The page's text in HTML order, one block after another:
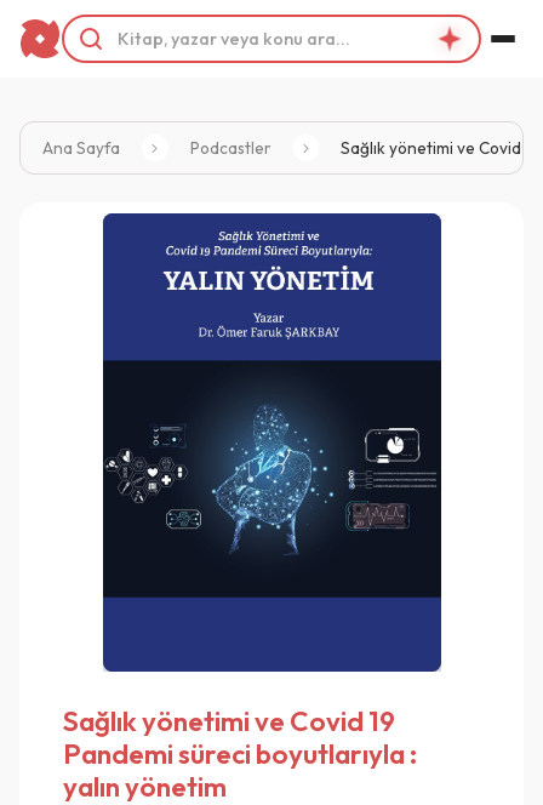
Ana Sayfa Podcastler Sağlık yönetimi ve Covid
Sağlık yönetimi ve Covid 19
Pandemi süreci boyutlarıyla :
yalın yönetim